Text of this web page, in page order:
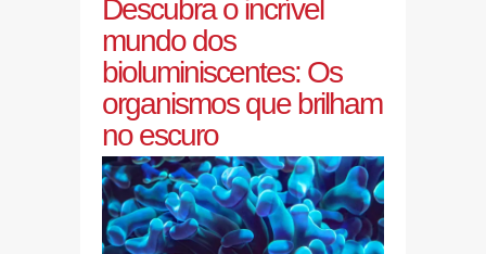
Descubra o incrível
mundo dos
bioluminiscentes: Os
organismos que brilham
no escuro